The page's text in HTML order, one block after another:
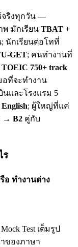
จริงทุกวัน —
พ มักเรียน TBAT +
นักเรียนต่อโทที่
GET; คนทำงานที่
TOEIC 750+ track
อที่จะทำงาน
นและโรงแรม 5
; ผู้ใหญ่ที่แค่
→ B2 คู่กับ
ร
อ ทำงานต่าง
Test เต็มรูป
าของภาษา